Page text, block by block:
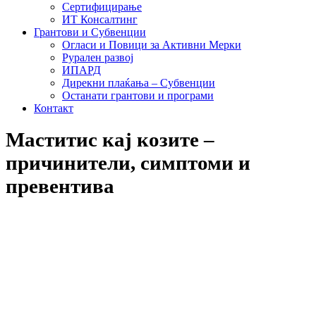
Сертифицирање
ИТ Консалтинг
Грантови и Субвенции
Огласи и Повици за Активни Мерки
Рурален развој
ИПАРД
Дирекни плаќања – Субвенции
Останати грантови и програми
Контакт
Маститис кај козите –
причинители, симптоми и
превентива